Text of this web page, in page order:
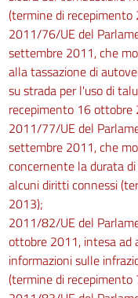
(termine di
2011/76/UE del
settembre 2011, che
alla tassazione di
su strada per l'uso di
recepimento 16 ottobre
2011/77/UE del
settembre 2011, che
concernente la durata
alcuni diritti connessi
2013);
2011/82/UE del
ottobre 2011, intesa ad
informazioni sulle
(termine di